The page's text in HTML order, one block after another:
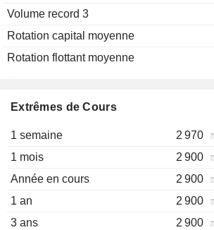
Volume record 3
Rotation capital moyenne
Rotation flottant moyenne
Extrêmes de Cours
1 semaine 2 970
1 mois
2 900
Année en cours
2 900
1 an
2 900
3 ans
2 900